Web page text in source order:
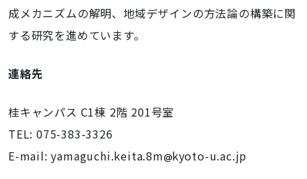
成メカニズムの解明、地域デザインの方法論の構築に関
する研究を進めています。
連絡先
桂キャンパス C1棟 2階 201号室
TEL: 075-383-3326
E-mail: yamaguchi.keita.8m kyoto-u.ac.jp